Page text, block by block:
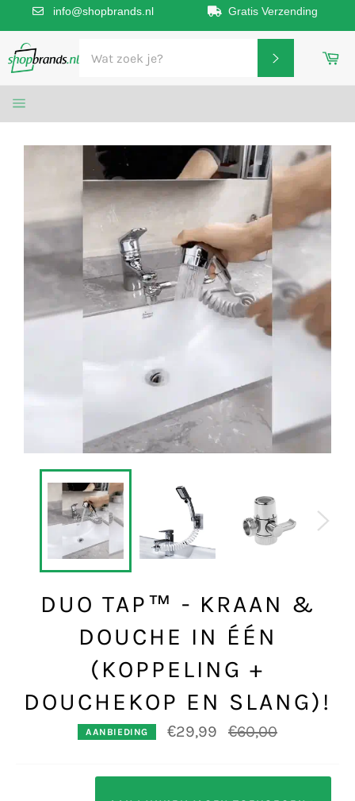
info@shopbrands.nl Gratis Verzending
naar
de
ZOEKEN
DUO TAP™ - KRAAN &
DOUCHE IN ÉÉN
(KOPPELING +
DOUCHEKOP EN SLANG)!
AANBIEDING €29,99
Normale
prijs
€60,00